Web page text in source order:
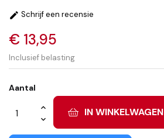
 Schrijf een recensie
€ 13,95
Inclusief belasting
Aantal
IN WINKELWAGEN